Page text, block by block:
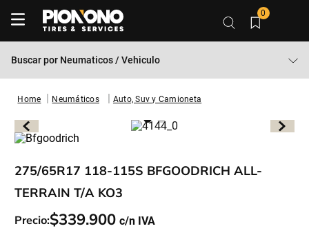
0
Buscar por Neumaticos / Vehiculo
Neumáticos Auto, Suv y Camioneta
275/65R17 118-115S BFGOODRICH ALL-
TERRAIN T/A KO3
Precio:$339.900